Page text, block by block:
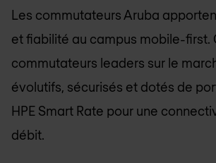
Les commutateurs Aruba
et fiabilité au campus mobile-first.
commutateurs leaders sur le
évolutifs, sécurisés et dotés de
HPE Smart Rate pour une
débit.